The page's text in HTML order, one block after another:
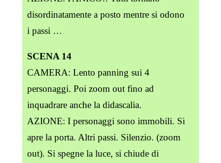
disordinatamente a posto mentre si odono
i passi …
SCENA 14
CAMERA: Lento panning sui 4
personaggi. Poi zoom out fino ad
inquadrare anche la didascalia.
AZIONE: I personaggi sono immobili. Si
apre la porta. Altri passi. Silenzio. (zoom
out). Si spegne la luce, si chiude di